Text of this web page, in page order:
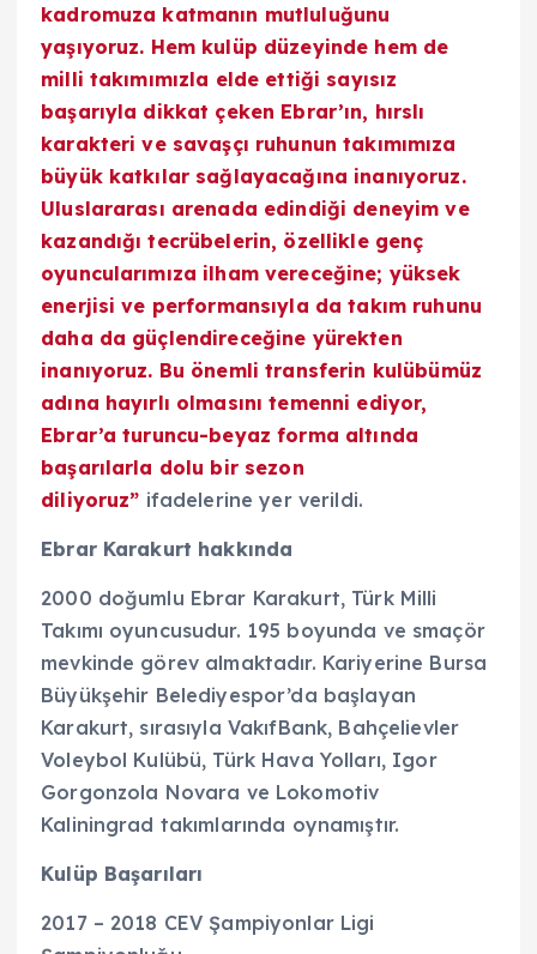
kadromuza katmanın mutluluğunu
yaşıyoruz. Hem kulüp düzeyinde hem de
milli takımımızla elde ettiği sayısız
başarıyla dikkat çeken Ebrar’ın, hırslı
karakteri ve savaşçı ruhunun takımımıza
büyük katkılar sağlayacağına inanıyoruz.
Uluslararası arenada edindiği deneyim ve
kazandığı tecrübelerin, özellikle genç
oyuncularımıza ilham vereceğine; yüksek
enerjisi ve performansıyla da takım ruhunu
daha da güçlendireceğine yürekten
inanıyoruz. Bu önemli transferin kulübümüz
adına hayırlı olmasını temenni ediyor,
Ebrar’a turuncu-beyaz forma altında
başarılarla dolu bir sezon
diliyoruz” ifadelerine yer verildi.
Ebrar Karakurt hakkında
2000 doğumlu Ebrar Karakurt, Türk Milli
Takımı oyuncusudur. 195 boyunda ve smaçör
mevkinde görev almaktadır. Kariyerine Bursa
Büyükşehir Belediyespor’da başlayan
Karakurt, sırasıyla VakıfBank, Bahçelievler
Voleybol Kulübü, Türk Hava Yolları, Igor
Gorgonzola Novara ve Lokomotiv
Kaliningrad takımlarında oynamıştır.
Kulüp Başarıları
2017 – 2018 CEV Şampiyonlar Ligi